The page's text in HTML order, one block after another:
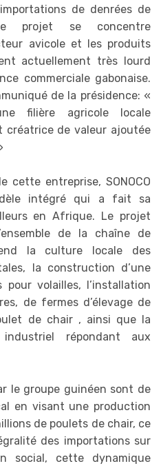
de denrées de
projet se concentre
avicole et les produits
actuellement très lourd
commerciale gabonaise.
de la présidence: «
filière agricole locale
de valeur ajoutée
cette entreprise, SONOCO
intégré qui a fait sa
en Afrique. Le projet
de la chaîne de
la culture locale des
la construction d’une
pour volailles, l’installation
de fermes d’élevage de
de chair , ainsi que la
répondant aux
le groupe guinéen sont de
en visant une production
de poulets de chair, ce
des importations sur
social, cette dynamique